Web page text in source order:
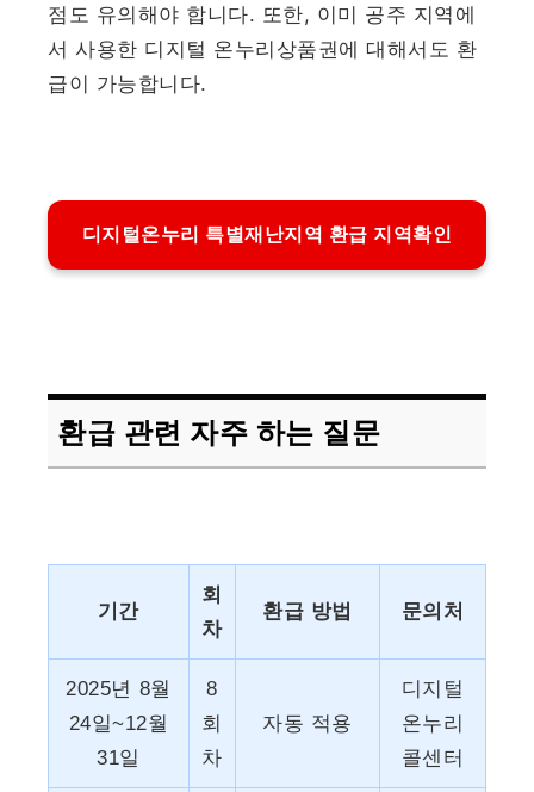
점도 유의해야 합니다. 또한, 이미 공주 지역에
서 사용한 디지털 온누리상품권에 대해서도 환
급이 가능합니다.
디지털온누리 특별재난지역 환급 지역확인
환급 관련 자주 하는 질문
기간
회
차
환급 방법 문의처
2025년 8월
24일~12월
31일
8
회
차
자동 적용
디지털
온누리
콜센터